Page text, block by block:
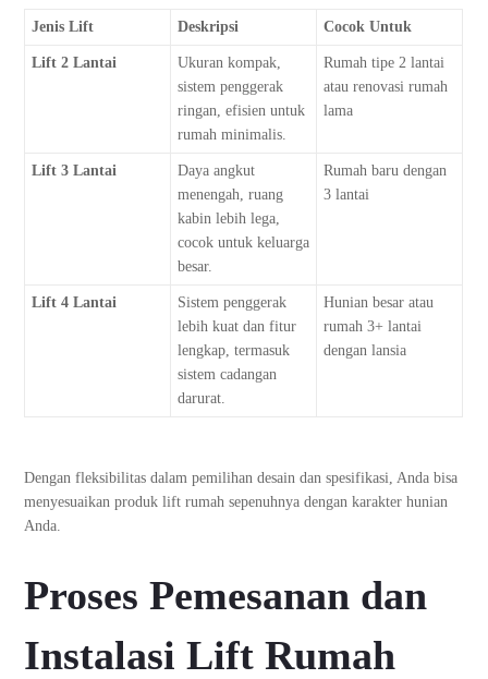
Jenis Lift Deskripsi Cocok Untuk
Lift 2 Lantai
Ukuran kompak,
sistem penggerak
ringan, efisien untuk
rumah minimalis.
Rumah tipe 2 lantai
atau renovasi rumah
lama
Lift 3 Lantai
Daya angkut
menengah, ruang
kabin lebih lega,
cocok untuk keluarga
besar.
Rumah baru dengan
3 lantai
Lift 4 Lantai
Sistem penggerak
lebih kuat dan fitur
lengkap, termasuk
sistem cadangan
darurat.
Hunian besar atau
rumah 3+ lantai
dengan lansia
Dengan fleksibilitas dalam pemilihan desain dan spesifikasi, Anda bisa
menyesuaikan produk lift rumah sepenuhnya dengan karakter hunian
Anda.
Proses Pemesanan dan
Instalasi Lift Rumah